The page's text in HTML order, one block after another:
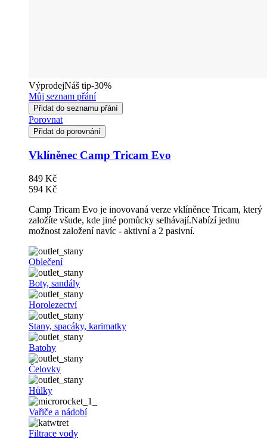
VýprodejNáš tip-30%
Můj seznam přání
Přidat do seznamu přání
Porovnat
Přidat do porovnání
Vklíněnec Camp Tricam Evo
849 Kč
594 Kč
Camp Tricam Evo je inovovaná verze vklíněnce Tricam, který
založíte všude, kde jiné pomůcky selhávají.Nabízí jednu
možnost založení navíc - aktivní a 2 pasivní.
Oblečení
Boty, sandály
Horolezectví
Stany, spacáky, karimatky
Batohy
Čelovky
Hůlky
Vařiče a nádobí
Filtrace vody